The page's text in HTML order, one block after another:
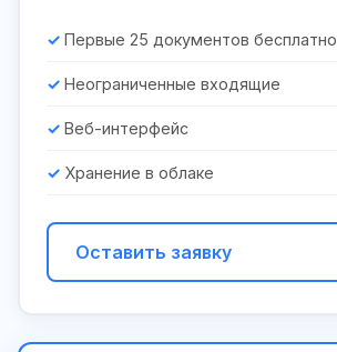
Первые 25 документов бесплатно
Неограниченные входящие
Веб-интерфейс
Хранение в облаке
Оставить заявку